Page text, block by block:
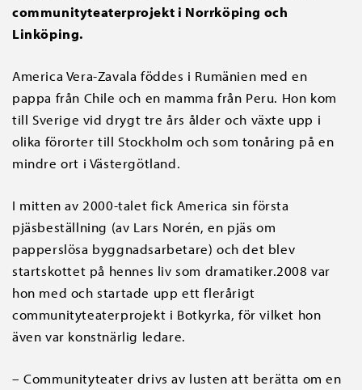
communityteaterprojekt i Norrköping och
Linköping.
America Vera-Zavala föddes i Rumänien med en
pappa från Chile och en mamma från Peru. Hon kom
till Sverige vid drygt tre års ålder och växte upp i
olika förorter till Stockholm och som tonåring på en
mindre ort i Västergötland.
I mitten av 2000-talet fick America sin första
pjäsbeställning (av Lars Norén, en pjäs om
papperslösa byggnadsarbetare) och det blev
startskottet på hennes liv som dramatiker.2008 var
hon med och startade upp ett flerårigt
communityteaterprojekt i Botkyrka, för vilket hon
även var konstnärlig ledare.
– Communityteater drivs av lusten att berätta om en